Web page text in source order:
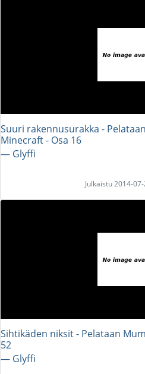
Suuri rakennusurakka -
Minecraft - Osa 16
― Glyffi
Julkaistu 2014-
Sihtikäden niksit - Pelataan
52
― Glyffi